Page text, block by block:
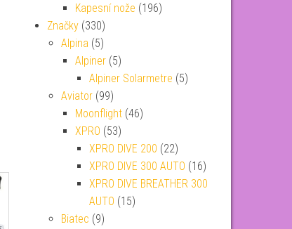
Kapesní nože (196)
Značky (330)
Alpina (5)
Alpiner (5)
Alpiner Solarmetre (5)
Aviator (99)
Moonflight (46)
XPRO (53)
XPRO DIVE 200 (22)
XPRO DIVE 300 AUTO (16)
XPRO DIVE BREATHER 300
AUTO (15)
Biatec (9)